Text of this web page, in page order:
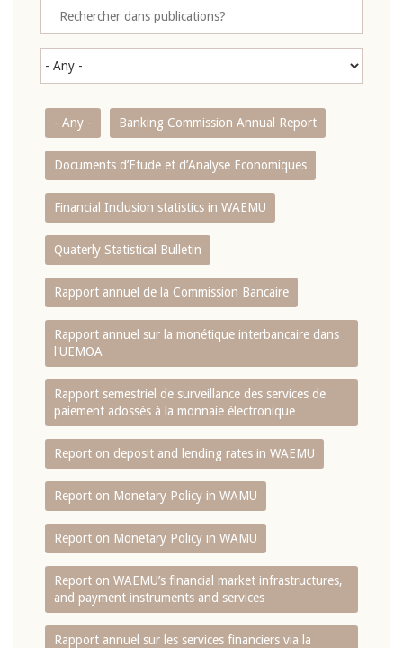
- Any - Banking Commission Annual Report
Documents d’Etude et d’Analyse Economiques
Financial Inclusion statistics in WAEMU
Quaterly Statistical Bulletin
Rapport annuel de la Commission Bancaire
Rapport annuel sur la monétique interbancaire dans
l'UEMOA
Rapport semestriel de surveillance des services de
paiement adossés à la monnaie électronique
Report on deposit and lending rates in WAEMU
Report on Monetary Policy in WAMU
Report on Monetary Policy in WAMU
Report on WAEMU’s financial market infrastructures,
and payment instruments and services
Rapport annuel sur les services financiers via la